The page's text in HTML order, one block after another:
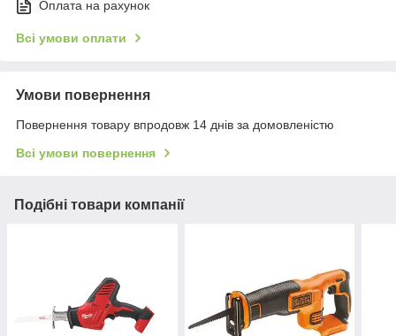
Оплата на рахунок
Всі умови оплати
Умови повернення
Повернення товару впродовж 14 днів за домовленістю
Всі умови повернення
Подібні товари компанії